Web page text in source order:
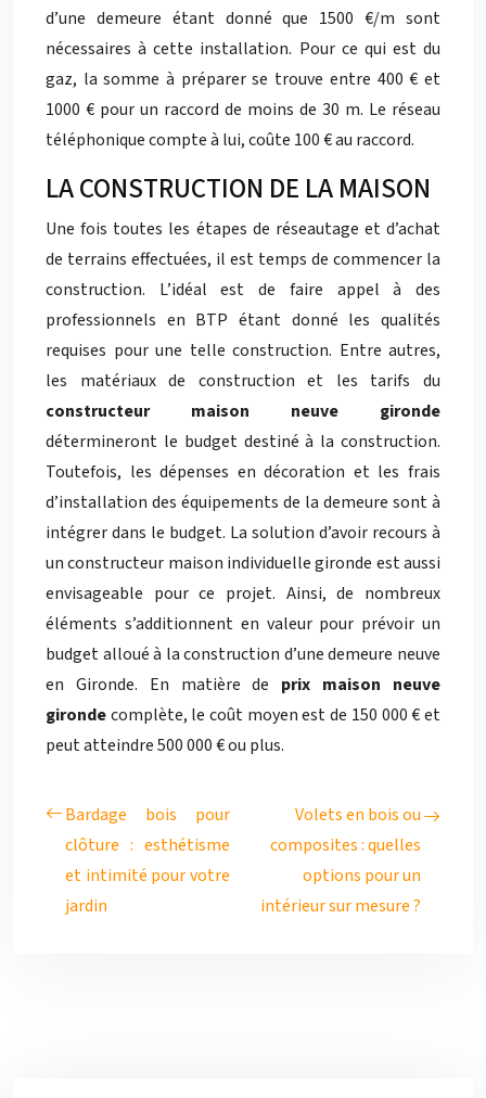
d’une demeure étant donné que 1500 €/m sont
nécessaires à cette installation. Pour ce qui est du
gaz, la somme à préparer se trouve entre 400 € et
1000 € pour un raccord de moins de 30 m. Le réseau
téléphonique compte à lui, coûte 100 € au raccord.
LA CONSTRUCTION DE LA MAISON
Une fois toutes les étapes de réseautage et d’achat
de terrains effectuées, il est temps de commencer la
construction. L’idéal est de faire appel à des
professionnels en BTP étant donné les qualités
requises pour une telle construction. Entre autres,
les matériaux de construction et les tarifs du
constructeur maison neuve gironde
détermineront le budget destiné à la construction.
Toutefois, les dépenses en décoration et les frais
d’installation des équipements de la demeure sont à
intégrer dans le budget. La solution d’avoir recours à
un constructeur maison individuelle gironde est aussi
envisageable pour ce projet. Ainsi, de nombreux
éléments s’additionnent en valeur pour prévoir un
budget alloué à la construction d’une demeure neuve
en Gironde. En matière de prix maison neuve
girondecomplète, le coût moyen est de 150 000 € et
peut atteindre 500 000 € ou plus.
Bardage bois pour
clôture : esthétisme
et intimité pour votre
jardin
Volets en bois ou
composites : quelles
options pour un
intérieur sur mesure ?